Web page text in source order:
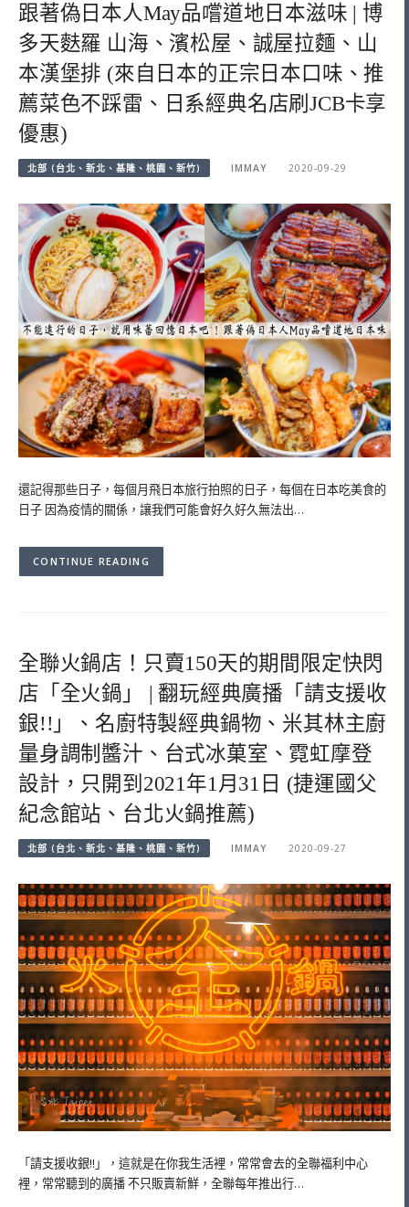
跟著偽日本人May品嚐道地日本滋味 | 博
多天麩羅 山海、濱松屋、誠屋拉麵、山
本漢堡排 (來自日本的正宗日本口味、推
薦菜色不踩雷、日系經典名店刷JCB卡享
優惠)
北部 (台北、新北、基隆、桃園、新竹) IMMAY 2020-09-29
還記得那些日子，每個月飛日本旅行拍照的日子，每個在日本吃美食的
日子 因為疫情的關係，讓我們可能會好久好久無法出…
CONTINUE READING
全聯火鍋店！只賣150天的期間限定快閃
店「全火鍋」 | 翻玩經典廣播「請支援收
銀!!」、名廚特製經典鍋物、米其林主廚
量身調制醬汁、台式冰菓室、霓虹摩登
設計，只開到2021年1月31日 (捷運國父
紀念館站、台北火鍋推薦)
北部 (台北、新北、基隆、桃園、新竹) IMMAY 2020-09-27
「請支援收銀!!」，這就是在你我生活裡，常常會去的全聯福利中心
裡，常常聽到的廣播 不只販賣新鮮，全聯每年推出行…